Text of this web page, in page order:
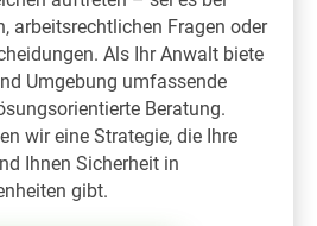
arbeitsrechtlichen Fragen oder
Als Ihr Anwalt biete
Umgebung umfassende
Beratung.
wir eine Strategie, die Ihre
Ihnen Sicherheit in
gibt.